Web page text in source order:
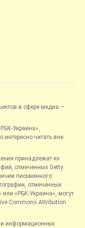
в сфере медиа —
Украина»,
читать вне
принадлежат их
отмеченных Getty
письменного
отмеченные
«РБК-Украина», могут
Commons Attribution
информационных